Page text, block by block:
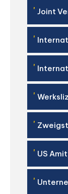
' Joint
'
'
'
'
' US
'